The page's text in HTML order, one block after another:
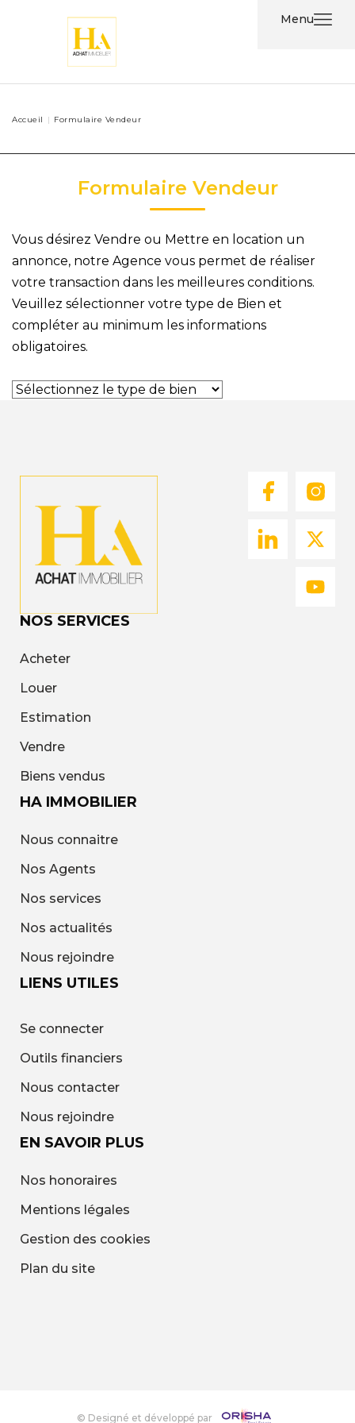
Menu
Nos
Agents
Bien
Accueil Formulaire Vendeur
Formulaire Vendeur
Vous désirez Vendre ou Mettre en location un
annonce, notre Agence vous permet de réaliser
votre transaction dans les meilleures conditions.
Veuillez sélectionner votre type de Bien et
compléter au minimum les informations
obligatoires.
HA IMMOBILIER
Nous connaitre
Nos Agents
Nos services
Nos actualités
Nous rejoindre
NOS SERVICES
Acheter
Louer
Estimation
Vendre
Biens vendus
LIENS UTILES
Se connecter
Outils financiers
Nous contacter
Nous rejoindre
EN SAVOIR PLUS
Nos honoraires
Mentions légales
Gestion des cookies
Plan du site
© Designé et développé par